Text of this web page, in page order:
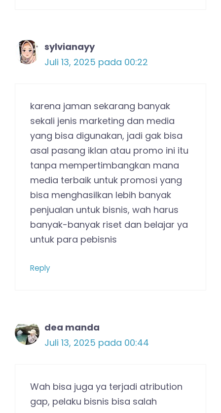
sylvianayy
Juli 13, 2025 pada 00:22
karena jaman sekarang banyak
sekali jenis marketing dan media
yang bisa digunakan, jadi gak bisa
asal pasang iklan atau promo ini itu
tanpa mempertimbangkan mana
media terbaik untuk promosi yang
bisa menghasilkan lebih banyak
penjualan untuk bisnis, wah harus
banyak-banyak riset dan belajar ya
untuk para pebisnis
Reply
dea manda
Juli 13, 2025 pada 00:44
Wah bisa juga ya terjadi atribution
gap, pelaku bisnis bisa salah